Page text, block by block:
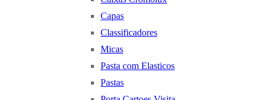
Capas
Classificadores
Micas
Pasta com Elasticos
Pastas